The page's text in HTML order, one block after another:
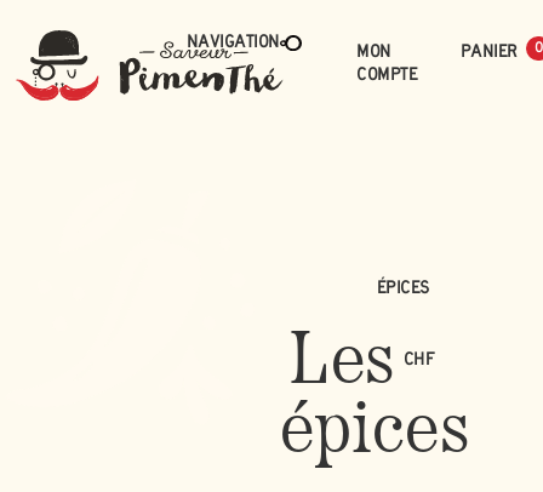
Navigation
Mon
compte
0
0
Épices
Les
épices
CHF